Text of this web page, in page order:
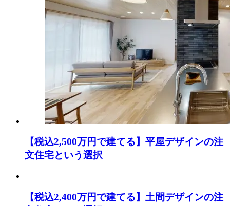
【税込2,500万円で建てる】平屋デザインの注
文住宅という選択
【税込2,400万円で建てる】土間デザインの注